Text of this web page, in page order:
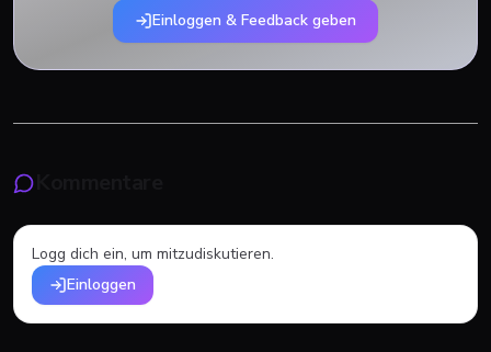
Einloggen & Feedback geben
Logg dich ein, um mitzudiskutieren.
Einloggen